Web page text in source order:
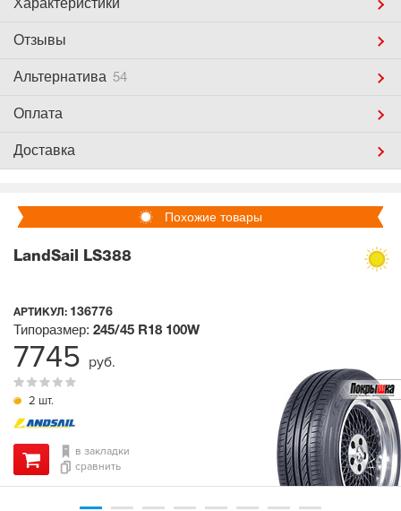
Характеристики
Отзывы
Альтернатива 54
Оплата
Доставка
Похожие товары
LandSail LS388
АРТИКУЛ: 136776
2 шт.
Типоразмер: 245/45 R18 100W
в закладки
сравнить
7745 руб.